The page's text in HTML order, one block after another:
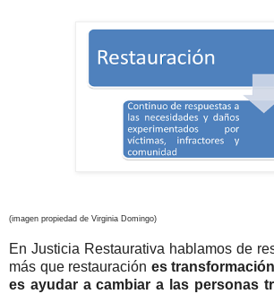
(imagen propiedad de Virginia Domingo)
En Justicia Restaurativa hablamos de
más que restauración es
es ayudar a cambiar a las personas